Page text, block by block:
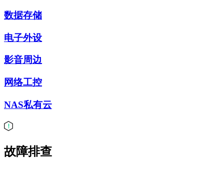
数据存储
电子外设
影音周边
网络工控
NAS私有云
故障排查